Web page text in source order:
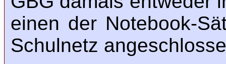
einen der Notebook-
Schulnetz